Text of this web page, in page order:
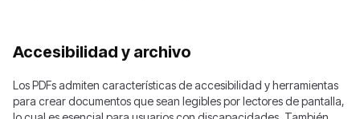
Accesibilidad y archivo
Los PDFs admiten características de accesibilidad y herramientas
para crear documentos que sean legibles por lectores de pantalla,